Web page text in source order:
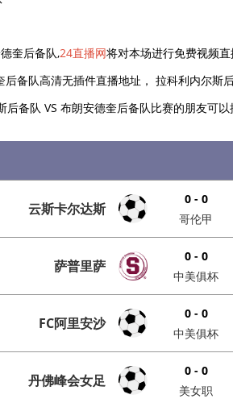
奎后备队,24直播网将对本场进行免费视频直
备队高清无插件直播地址， 拉科利内尔
备队 VS 布朗安德奎后备队比赛的朋友可
云斯卡尔达斯
0 - 0
哥伦甲
萨普里萨
0 - 0
中美俱杯
FC阿里安沙
0 - 0
中美俱杯
丹佛峰会女足
0 - 0
美女职